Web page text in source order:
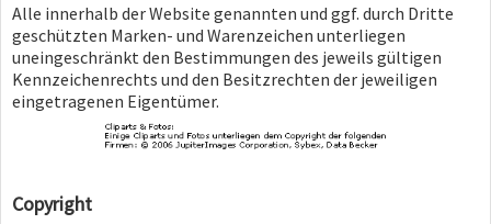
Alle innerhalb der Website genannten und ggf. durch Dritte
geschützten Marken- und Warenzeichen unterliegen
uneingeschränkt den Bestimmungen des jeweils gültigen
Kennzeichenrechts und den Besitzrechten der jeweiligen
eingetragenen Eigentümer.
Copyright